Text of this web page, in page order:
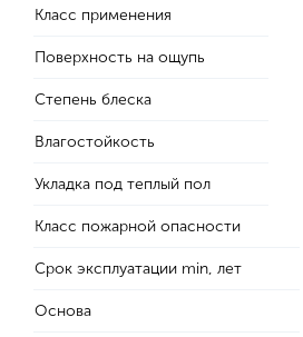
Класс применения
Поверхность на ощупь
Степень блеска
Влагостойкость
Укладка под теплый пол
Класс пожарной опасности
Срок эксплуатации min, лет
Основа